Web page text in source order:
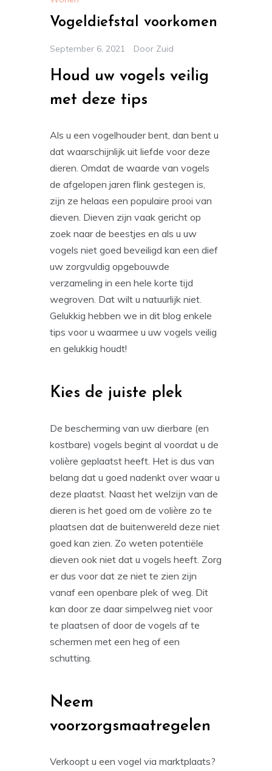
Vogeldiefstal voorkomen
September 6, 2021 Door Zuid
Houd uw vogels veilig
met deze tips
Als u een vogelhouder bent, dan bent u
dat waarschijnlijk uit liefde voor deze
dieren. Omdat de waarde van vogels
de afgelopen jaren flink gestegen is,
zijn ze helaas een populaire prooi van
dieven. Dieven zijn vaak gericht op
zoek naar de beestjes en als u uw
vogels niet goed beveiligd kan een dief
uw zorgvuldig opgebouwde
verzameling in een hele korte tijd
wegroven. Dat wilt u natuurlijk niet.
Gelukkig hebben we in dit blog enkele
tips voor u waarmee u uw vogels veilig
en gelukkig houdt!
Kies de juiste plek
De bescherming van uw dierbare (en
kostbare) vogels begint al voordat u de
volière geplaatst heeft. Het is dus van
belang dat u goed nadenkt over waar u
deze plaatst. Naast het welzijn van de
dieren is het goed om de volière zo te
plaatsen dat de buitenwereld deze niet
goed kan zien. Zo weten potentiële
dieven ook niet dat u vogels heeft. Zorg
er dus voor dat ze niet te zien zijn
vanaf een openbare plek of weg. Dit
kan door ze daar simpelweg niet voor
te plaatsen of door de vogels af te
schermen met een heg of een
schutting.
Neem
voorzorgsmaatregelen
Verkoopt u een vogel via marktplaats?